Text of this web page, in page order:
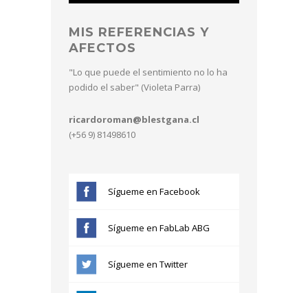
MIS REFERENCIAS Y
AFECTOS
"Lo que puede el sentimiento no lo ha
podido el saber" (Violeta Parra)
ricardoroman@blestgana.cl
(+56 9) 81498610
Sígueme en Facebook
Sígueme en FabLab ABG
Sígueme en Twitter